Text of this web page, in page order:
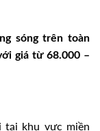
sóng trên toàn
giá từ 68.000 –
tại khu vực miền